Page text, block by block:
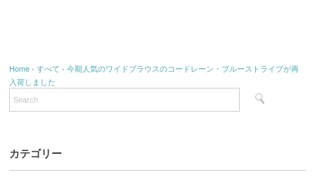
Home ›すべて ›今期人気のワイドブラウスのコードレーン・ブルーストライプが再
入荷しました
カテゴリー